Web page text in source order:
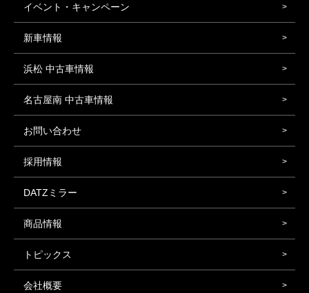
イベント・キャンペーン
新車情報
浜松 中古車情報
名古屋南 中古車情報
お問い合わせ
採用情報
DATZミラー
商品情報
トピックス
会社概要